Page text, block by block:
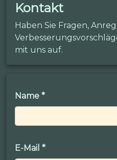
Kontakt
Haben Sie Fragen,
mit uns auf.
Name *
E-Mail *